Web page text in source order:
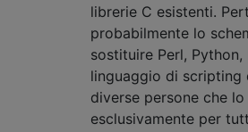
librerie C esistenti.
probabilmente lo
sostituire Perl, Python,
linguaggio di scripting
diverse persone che
esclusivamente per